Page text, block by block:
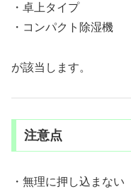
・卓上タイプ
・コンパクト除湿機
が該当します。
注意点
・無理に押し込まない